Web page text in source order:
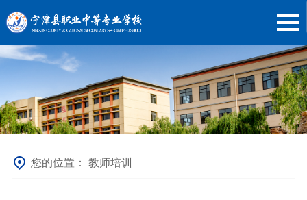
您的位置：教师培训